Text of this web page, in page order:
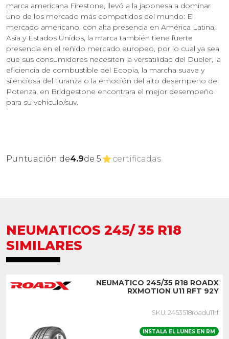
marca americana Firestone, llevó a la japonesa a dominar
uno de los mercado más competidos del mundo: El
mercado americano, con alta presencia en América Latina,
Asia y Estados Unidos, la marca también tiene fuerte
presencia en el reñido mercado europeo, por lo cual ya sea
que sus consumidores necesiten la versatilidad del Dueler, la
eficiencia de combustible del Ecopia, la marcha suave y
silenciosa del Turanza o la emoción del alto desempeño del
Potenza, en Bridgestone encontrara el mejor desempeño
para su vehiculo/suv.
Puntuación de4.9de 5 certificadas
NEUMATICOS 245/ 35 R18
SIMILARES
NEUMATICO 245/35 R18 ROADX
RXMOTION U11 RFT 92Y
SKU: 2453518roadu11rf
INSTALA EL LUNES EN RM